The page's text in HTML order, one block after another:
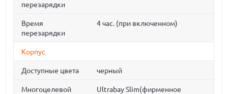
перезарядки
Время
перезарядки
4 час. (при включенном)
Корпус
Доступные цвета черный
Многоцелевой
Ultrabay Slim(фирменное